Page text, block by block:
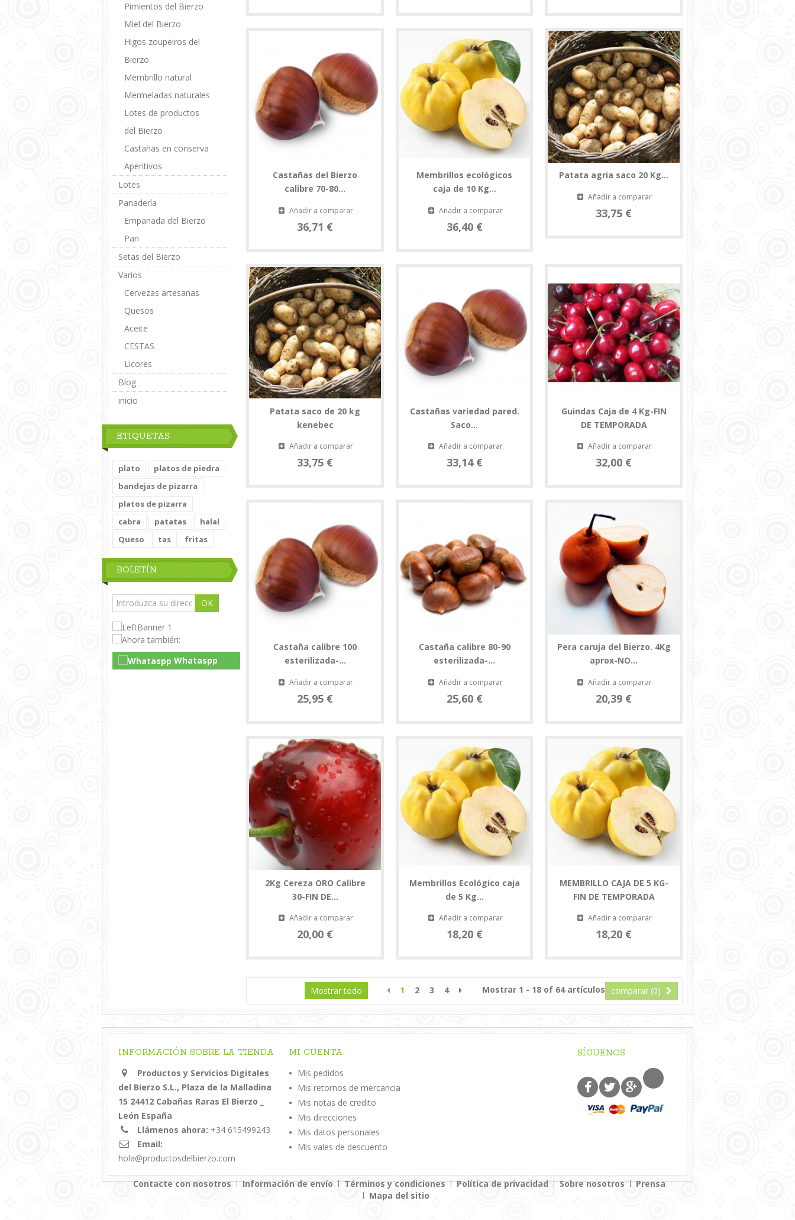
Pimientos del Bierzo
Miel del Bierzo
Higos zoupeiros del
Bierzo
Membrillo natural
Mermeladas naturales
Lotes de productos
del Bierzo
Castañas en conserva
Aperitivos
Lotes
Panadería
Empanada del Bierzo
Pan
Setas del Bierzo
Varios
Cervezas artesanas
Quesos
Aceite
CESTAS
Licores
Blog
inicio
ETIQUETAS
plato
platos de piedra
bandejas de pizarra
platos de pizarra
cabra
patatas
halal
Queso
tas fritas
BOLETÍN
OK
Whataspp
Live Chat
Castañas del Bierzo
calibre 70-80...
Añadir a comparar
36,71 €
Membrillos ecológicos
caja de 10 Kg...
Añadir a comparar
36,40 €
Patata agria saco 20 Kg...
Añadir a comparar
33,75 €
Patata saco de 20 kg
kenebec
Añadir a comparar
33,75 €
Castañas variedad pared.
Saco...
Añadir a comparar
33,14 €
Guindas Caja de 4 Kg-FIN
DE TEMPORADA
Añadir a comparar
32,00 €
Castaña calibre 100
esterilizada-...
Añadir a comparar
25,95 €
Castaña calibre 80-90
esterilizada-...
Añadir a comparar
25,60 €
Pera caruja del Bierzo. 4Kg
aprox-NO...
Añadir a comparar
20,39 €
2Kg Cereza ORO Calibre
30-FIN DE...
Añadir a comparar
20,00 €
Membrillos Ecológico caja
de 5 Kg...
Añadir a comparar
18,20 €
MEMBRILLO CAJA DE 5 KG-
FIN DE TEMPORADA
Añadir a comparar
18,20 €
comparar (0)
Mostrar todo 1 2 3 4 Mostrar 1 - 18 of 64 artículos
INFORMACIÓN SOBRE LA TIENDA
Productos y Servicios Digitales
del Bierzo S.L., Plaza de la Malladina
15 24412 Cabañas Raras El Bierzo _
León España
Llámenos ahora: +34 615499243
Email:
hola@productosdelbierzo.com
MI CUENTA
Mis pedidos
Mis retornos de mercancia
Mis notas de credito
Mis direcciones
Mis datos personales
Mis vales de descuento
SÍGUENOS
Contacte con nosotros Información de envío Términos y condiciones Política de privacidad Sobre nosotros
Prensa
Mapa del sitio